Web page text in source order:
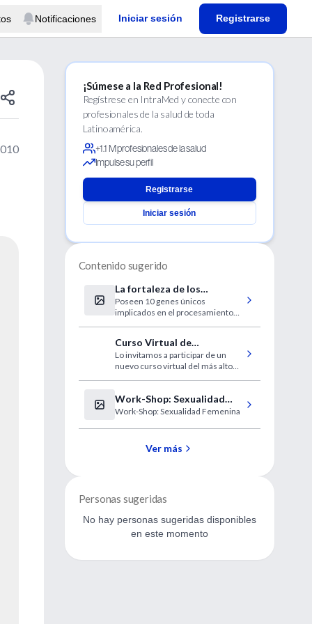
Notificaciones Iniciar sesión Registrarse
¡Súmese a la Red Profesional!
Regístrese en IntraMed y conecte con
profesionales de la salud de toda
Latinoamérica.
+1.1 M profesionales de la salud
Impulse su perfil
Registrarse
Iniciar sesión
Contenido sugerido
La fortaleza de los
tibetanos
Poseen 10 genes únicos
implicados en el procesamiento
pueblos asentados en altas cotas.
Curso Virtual de
Prevención de las
infecciones en Pediatría
Lo invitamos a participar de un
nuevo curso virtual del más alto
Work-Shop: Sexualidad
Femenina
Work-Shop: Sexualidad Femenina
Ver más
Personas sugeridas
No hay personas sugeridas disponibles
en este momento